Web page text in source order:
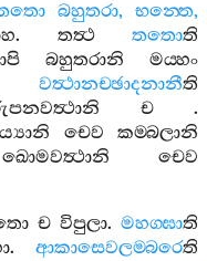
බහුතරා,භන‍්තෙ,
. තත්‍ථ තතොති
බහුතරානි
මය‍්හං
වත්‍ථානච‍්ඡාදනානීති
ච.
චෙව
කම‍්බලානි
ඛොමවත්‍ථානි
චෙව
ච විපුලා. මහග‍්ඝාති
. ආකාසෙවලම‍්බරෙති